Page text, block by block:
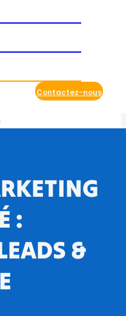
Contactez-nous
:
&